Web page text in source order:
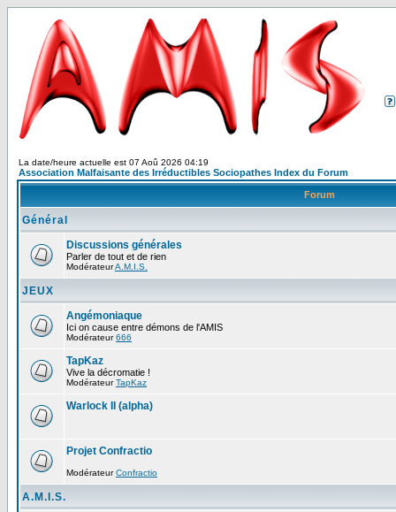
La date/heure actuelle est 07 Aoû 2026 04:19
Association Malfaisante des Irréductibles Sociopathes Index du Forum
Forum
Général
Discussions générales
Parler de tout et de rien
ModérateurA.M.I.S.
JEUX
Angémoniaque
Ici on cause entre démons de l'AMIS
Modérateur666
TapKaz
Vive la décromatie !
ModérateurTapKaz
Warlock II (alpha)
Projet Confractio
ModérateurConfractio
A.M.I.S.